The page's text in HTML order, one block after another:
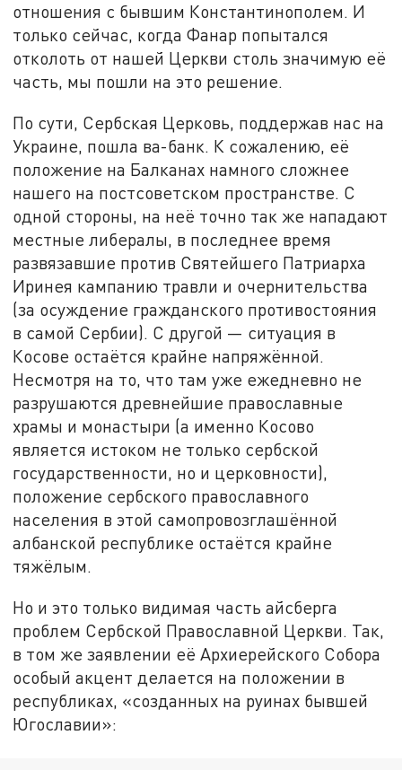
отношения с бывшим Константинополем. И
только сейчас, когда Фанар попытался
отколоть от нашей Церкви столь значимую её
часть, мы пошли на это решение.
По сути, Сербская Церковь, поддержав нас на
Украине, пошла ва-банк. К сожалению, её
положение на Балканах намного сложнее
нашего на постсоветском пространстве. С
одной стороны, на неё точно так же нападают
местные либералы, в последнее время
развязавшие против Святейшего Патриарха
Иринея кампанию травли и очернительства
(за осуждение гражданского противостояния
в самой Сербии). С другой — ситуация в
Косове остаётся крайне напряжённой.
Несмотря на то, что там уже ежедневно не
разрушаются древнейшие православные
храмы и монастыри (а именно Косово
является истоком не только сербской
государственности, но и церковности),
положение сербского православного
населения в этой самопровозглашённой
албанской республике остаётся крайне
тяжёлым.
Но и это только видимая часть айсберга
проблем Сербской Православной Церкви. Так,
в том же заявлении её Архиерейского Собора
особый акцент делается на положении в
республиках, «созданных на руинах бывшей
Югославии»: